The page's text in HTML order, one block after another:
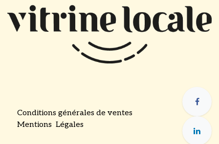
Conditions générales de ventes
Mentions Légales